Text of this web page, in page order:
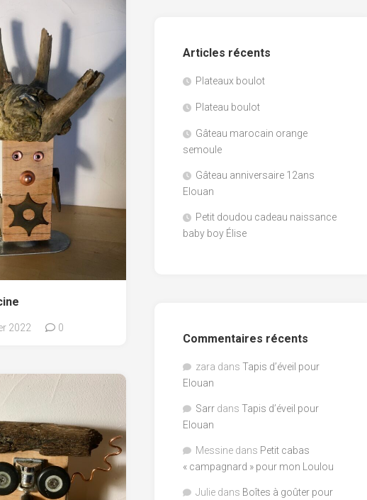
2022 0
Articles récents
Plateaux boulot
Plateau boulot
Gâteau marocain orange
semoule
Gâteau anniversaire 12ans
Elouan
Petit doudou cadeau naissance
baby boy Élise
Commentaires récents
zara dans Tapis d’éveil pour
Elouan
Sarr dans Tapis d’éveil pour
Elouan
Messine dans Petit cabas
« campagnard » pour mon Loulou
Julie dans Boîtes à goûter pour